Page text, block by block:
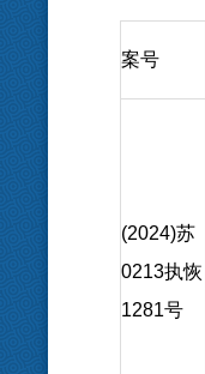
案号
(2024)苏
0213执恢
1281号